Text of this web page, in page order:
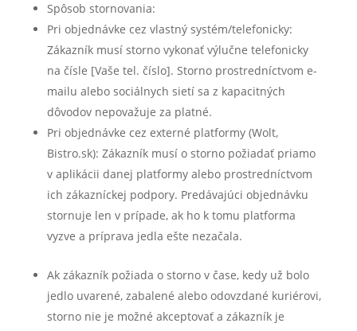
Spôsob stornovania:
Pri objednávke cez vlastný systém/telefonicky:
Zákazník musí storno vykonať výlučne telefonicky
na čísle [Vaše tel. číslo]. Storno prostredníctvom e-
mailu alebo sociálnych sietí sa z kapacitných
dôvodov nepovažuje za platné.
Pri objednávke cez externé platformy (Wolt,
Bistro.sk): Zákazník musí o storno požiadať priamo
v aplikácii danej platformy alebo prostredníctvom
ich zákazníckej podpory. Predávajúci objednávku
stornuje len v prípade, ak ho k tomu platforma
vyzve a príprava jedla ešte nezačala.
Ak zákazník požiada o storno v čase, kedy už bolo
jedlo uvarené, zabalené alebo odovzdané kuriérovi,
storno nie je možné akceptovať a zákazník je